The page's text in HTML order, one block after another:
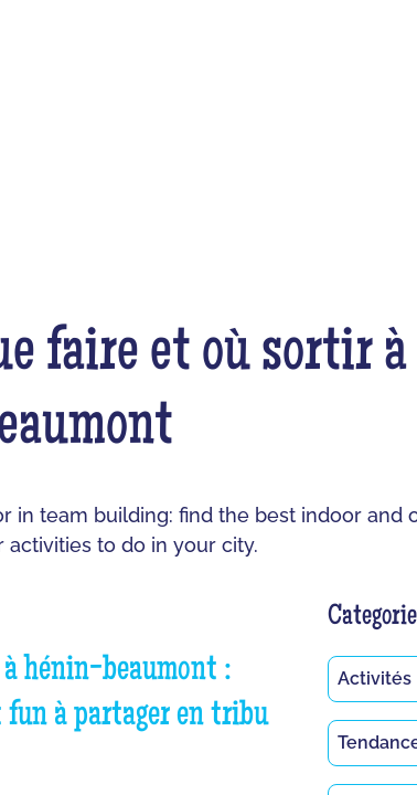
faire et où sortir
team building: find the best indoor and
activities to do in your city.
hénin-beaumont :
fun à partager en tribu
Activités